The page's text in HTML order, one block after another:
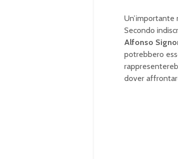
Un’importante
Secondo
Alfonso
potrebbero
dover